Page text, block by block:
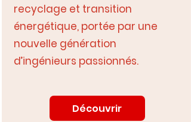
recyclage et transition
énergétique, portée par une
nouvelle génération
d’ingénieurs passionnés.
Découvrir